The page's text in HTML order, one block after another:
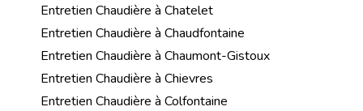
Entretien Chaudière à Chatelet
Entretien Chaudière à Chaudfontaine
Entretien Chaudière à Chaumont-Gistoux
Entretien Chaudière à Chievres
Entretien Chaudière à Colfontaine